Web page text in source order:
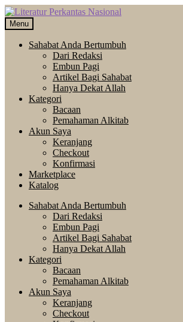
Skip
to
navigation
Langsung
ke
isi
Menu
Sahabat Anda Bertumbuh
Dari Redaksi
Embun Pagi
Artikel Bagi Sahabat
Hanya Dekat Allah
Kategori
Bacaan
Pemahaman Alkitab
Akun Saya
Keranjang
Checkout
Konfirmasi
Marketplace
Katalog
Sahabat Anda Bertumbuh
Dari Redaksi
Embun Pagi
Artikel Bagi Sahabat
Hanya Dekat Allah
Kategori
Bacaan
Pemahaman Alkitab
Akun Saya
Keranjang
Checkout